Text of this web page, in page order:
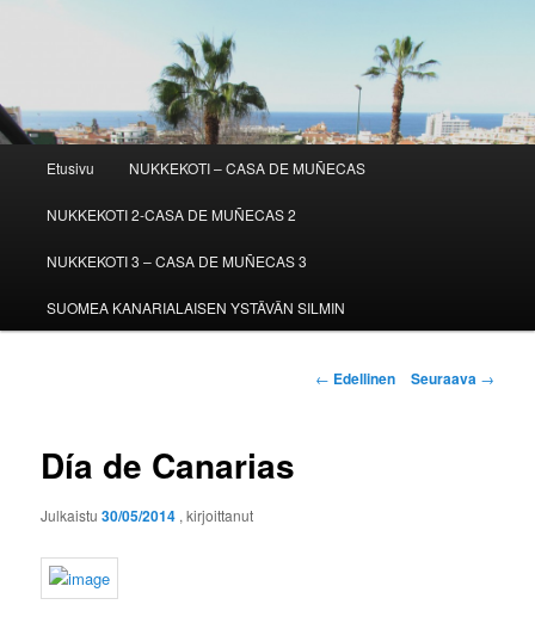
Etusivu NUKKEKOTI – CASA DE MUÑECAS
NUKKEKOTI 2-CASA DE MUÑECAS 2
NUKKEKOTI 3 – CASA DE MUÑECAS 3
SUOMEA KANARIALAISEN YSTÄVÄN SILMIN
Artikkelien
← Edellinen Seuraava →
Día de Canarias
Julkaistu30/05/2014 , kirjoittanut